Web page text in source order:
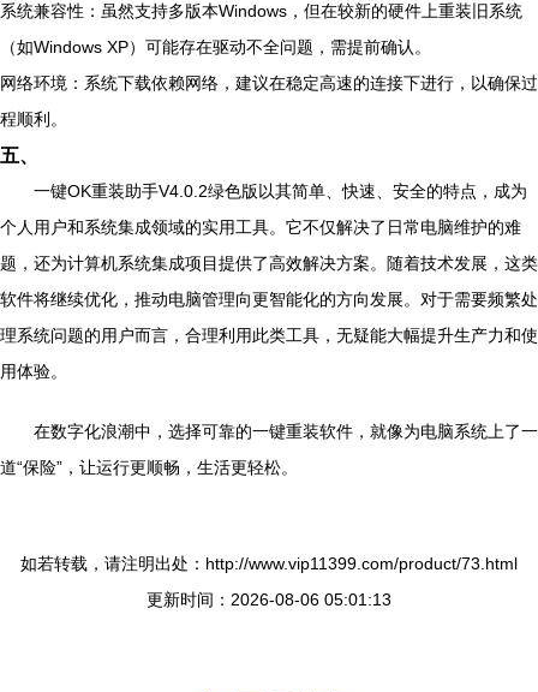
系统兼容性：虽然支持多版本Windows，但在较新的硬件上重装旧系统
（如Windows XP）可能存在驱动不全问题，需提前确认。
网络环境：系统下载依赖网络，建议在稳定高速的连接下进行，以确保过
程顺利。
五、
一键OK重装助手V4.0.2绿色版以其简单、快速、安全的特点，成为
个人用户和系统集成领域的实用工具。它不仅解决了日常电脑维护的难
题，还为计算机系统集成项目提供了高效解决方案。随着技术发展，这类
软件将继续优化，推动电脑管理向更智能化的方向发展。对于需要频繁处
理系统问题的用户而言，合理利用此类工具，无疑能大幅提升生产力和使
用体验。
在数字化浪潮中，选择可靠的一键重装软件，就像为电脑系统上了一
道“保险”，让运行更顺畅，生活更轻松。
如若转载，请注明出处：http://www.vip11399.com/product/73.html
更新时间：2026-08-06 05:01:13